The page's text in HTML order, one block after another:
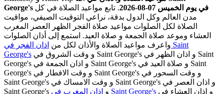
George's في يوم الخميس 07-08-2026
. تابع مواعيد الصلاة في كل
مدن العالم وكل الدول بدقة، نراعي التوقيت الصيفي، مواقيت
الصلاة لكل الصلوات مواعيد صلاة الفجر الظهر العصر المغرب
العشاء وموعد صلاة الجمعة و صلاة العيد. استمع إلى أذان الصلوات
واعرف مواعيد الصلاة والأذان لكل من اذان الفجر في Saint
George's
George's و اذان الجمعة في Saint George's و صلاة العيد في Saint
George's و وقت الافطار في Saint George's و وقت السحور في
Saint George's و وقت الامساك في Saint George's و اذان العصر في
Saint George's و اذان المغرب في Saint George's